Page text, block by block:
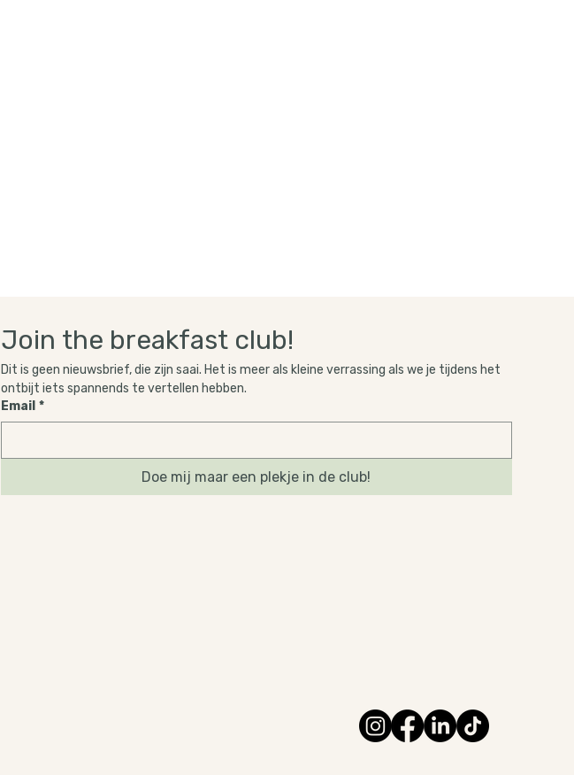
Join the breakfast club!
Dit is geen nieuwsbrief, die zijn saai. Het is meer als kleine verrassing als we je tijdens het
ontbijt iets spannends te vertellen hebben.
Email *
Doe mij maar een plekje in de club!